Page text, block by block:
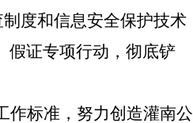
度和信息安全保护技术
假证专项行动，彻底铲
作标准，努力创造灌南公